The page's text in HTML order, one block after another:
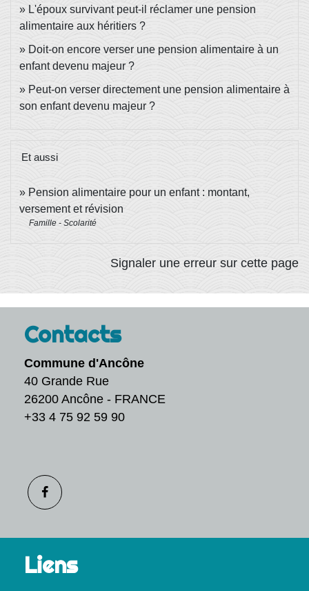
L'époux survivant peut-il réclamer une pension
alimentaire aux héritiers ?
Doit-on encore verser une pension alimentaire à un
enfant devenu majeur ?
Peut-on verser directement une pension alimentaire à
son enfant devenu majeur ?
Et aussi
Pension alimentaire pour un enfant : montant,
versement et révision
Famille - Scolarité
Signaler une erreur sur cette page
Contacts
Commune d'Ancône
40 Grande Rue
26200 Ancône - FRANCE
+33 4 75 92 59 90
Liens